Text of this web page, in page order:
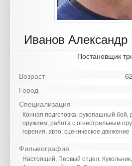
Иванов Александр
Постановщик
Возраст
Город
Специализация
Конная подготовка, рукопашный
оружием, работа с огнестрельным
горения, авто, сценическое движение
Фильмография
Настоящий, Первый отдел,